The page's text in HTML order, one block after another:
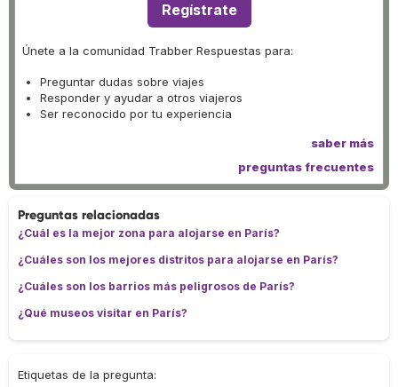
Regístrate
Únete a la comunidad Trabber Respuestas para:
Preguntar dudas sobre viajes
Responder y ayudar a otros viajeros
Ser reconocido por tu experiencia
saber más
preguntas frecuentes
Preguntas relacionadas
¿Cuál es la mejor zona para alojarse en París?
¿Cuáles son los mejores distritos para alojarse en París?
¿Cuáles son los barrios más peligrosos de París?
¿Qué museos visitar en París?
Etiquetas de la pregunta: